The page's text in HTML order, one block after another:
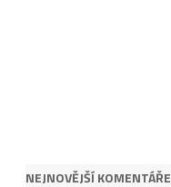
NEJNOVĚJŠÍ KOMENTÁŘE